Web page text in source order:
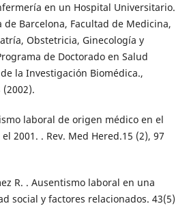
en un Hospital Universitario.
Barcelona, Facultad de Medicina,
Obstetricia, Ginecología y
de Doctorado en Salud
la Investigación Biomédica.,
(2002).
laboral de origen médico en el
2001. . Rev. Med Hered.15 (2), 97
R. . Ausentismo laboral en una
social y factores relacionados. 43(5)